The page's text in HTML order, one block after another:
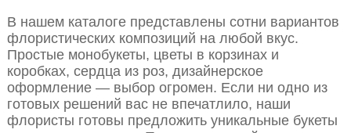
В нашем каталоге представлены сотни вариантов
флористических композиций на любой вкус.
Простые монобукеты, цветы в корзинах и
коробках, сердца из роз, дизайнерское
оформление — выбор огромен. Если ни одно из
готовых решений вас не впечатлило, наши
флористы готовы предложить уникальные букеты